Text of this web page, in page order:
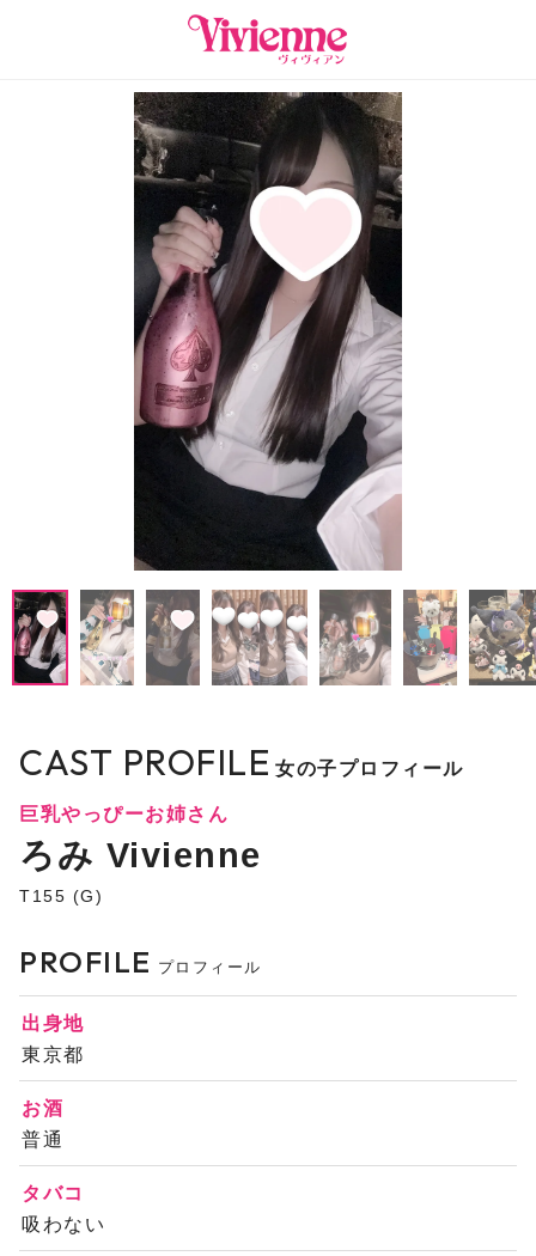
CAST PROFILE 女の子プロフィール
巨乳やっぴーお姉さん
ろみ Vivienne
T155 (G)
PROFILE プロフィール
出身地
東京都
お酒
普通
タバコ
吸わない